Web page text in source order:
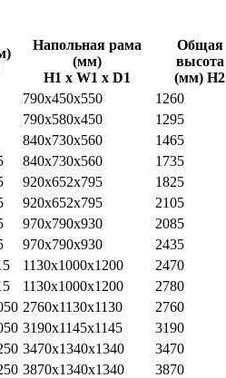
Напольная рама
(мм)
H1 x W1 x D1
Общая
высота
(мм) H2
790x450x550 1260
790x580x450 1295
840x730x560 1465
840x730x560 1735
920x652x795
1825
920x652x795 2105
970x790x930 2085
970x790x930 2435
1130x1000x1200 2470
1130x1000x1200 2780
2760x1130x1130 2760
3190x1145x1145 3190
3470x1340x1340 3470
3870x1340x1340 3870